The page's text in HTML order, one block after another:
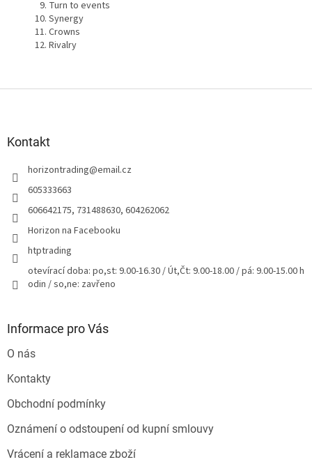
Turn to events
Synergy
Crowns
Rivalry
Kontakt
horizontrading@email.cz
605333663
606642175, 731488630, 604262062
Horizon na Facebooku
htptrading
otevírací doba: po,st: 9.00-16.30 / Út,Čt: 9.00-18.00 / pá: 9.00-15.00 h
odin / so,ne: zavřeno
Informace pro Vás
O nás
Kontakty
Obchodní podmínky
Oznámení o odstoupení od kupní smlouvy
Vrácení a reklamace zboží